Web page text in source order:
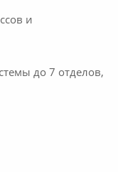
и
до 7 отделов,